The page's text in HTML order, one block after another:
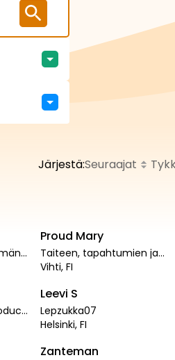
Järjestä:Seuraajat
Urheilu, muoti ja elämän romantisointi<3
Proud Mary
Taiteen, tapahtumien ja musiikin sisällöntuottaja
Vihti, FI
Travel, activity & product UGC
887
Leevi S
Lepzukka07
Helsinki, FI
1.3t
Zanteman